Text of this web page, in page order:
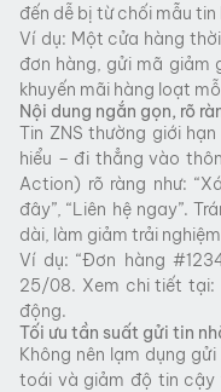
đến dễ bị từ chối mẫu
Ví dụ: Một cửa hàng
đơn hàng, gửi mã giảm
khuyến mãi hàng loạt
Nội dung ngắn gọn, rõ
Tin ZNS thường giới
hiểu – đi thẳng vào
Action) rõ ràng như:
đây”, “Liên hệ ngay”.
dài, làm giảm trải
Ví dụ: “Đơn hàng
25/08. Xem chi tiết tại:
động.
Tối ưu tần suất gửi tin
Không nên lạm dụng
toái và giảm độ tin cậy